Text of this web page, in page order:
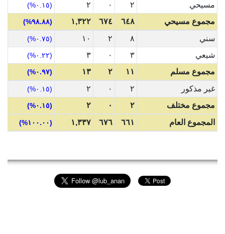
مسيحي ٢ ٠ ٢ (٠.١٥%)
مجموع مسيحي ٦٤٨ ٦٧٤ ١,٣٢٢ (٩٨.٨٨%)
سني ٨ ٢ ١٠ (٠.٧٥%)
شيعي ٣ ٠ ٣ (٠.٢٢%)
مجموع مسلم ١١ ٢ ١٣ (٠.٩٧%)
غير مذكور ٢ ٠ ٢ (٠.١٥%)
مجموع مختلف ٢ ٠ ٢ (٠.١٥%)
المجموع العام ٦٦١ ٦٧٦ ١,٣٣٧ (١٠٠.٠٠%)